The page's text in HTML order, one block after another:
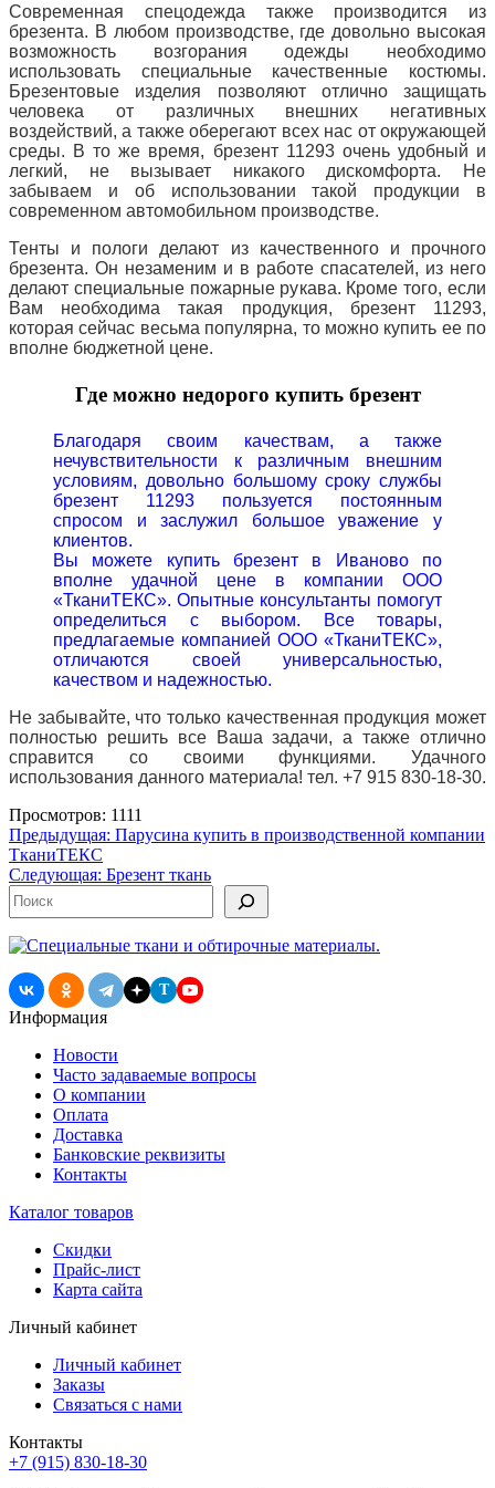
Современная спецодежда также производится из
брезента. В любом производстве, где довольно высокая
возможность возгорания одежды необходимо
использовать специальные качественные костюмы.
Брезентовые изделия позволяют отлично защищать
человека от различных внешних негативных
воздействий, а также оберегают всех нас от окружающей
среды. В то же время, брезент 11293 очень удобный и
легкий, не вызывает никакого дискомфорта.
Не
забываем и об использовании такой продукции в
современном автомобильном производстве.
Тенты и пологи делают из качественного и прочного
брезента. Он незаменим и в работе спасателей, из него
делают специальные пожарные рукава. Кроме того, если
Вам необходима такая продукция, брезент 11293,
которая сейчас весьма популярна, то можно купить ее по
вполне бюджетной цене.
Где можно недорого купить брезент
Благодаря своим качествам, а также
нечувствительности к различным внешним
условиям, довольно большому сроку службы
брезент 11293 пользуется постоянным
спросом и заслужил большое уважение у
клиентов.
Вы можете купить брезент в Иваново по
вполне удачной цене в компании ООО
«ТканиТЕКС». Опытные консультанты помогут
определиться с выбором. Все товары,
предлагаемые компанией ООО «ТканиТЕКС»,
отличаются своей универсальностью,
качеством и надежностью.
Не забывайте, что только качественная продукция может
полностью решить все Ваша задачи, а также отлично
справится со своими функциями. Удачного
использования данного материала! тел. +7 915 830-18-30.
Просмотров: 1111
Навигация
по
записям
Предыдущая: Парусина купить в производственной компании
ТканиТЕКС
Следующая: Брезент ткань
Поиск
T
Информация
Новости
Часто задаваемые вопросы
О компании
Оплата
Доставка
Банковские реквизиты
Контакты
Каталог товаров
Скидки
Прайс-лист
Карта сайта
Личный кабинет
Личный кабинет
Заказы
Связаться с нами
Контакты
+7 (915) 830-18-30